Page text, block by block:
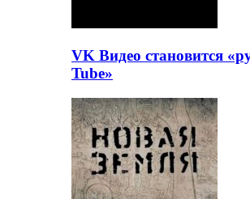
VK Видео становится
Tube»